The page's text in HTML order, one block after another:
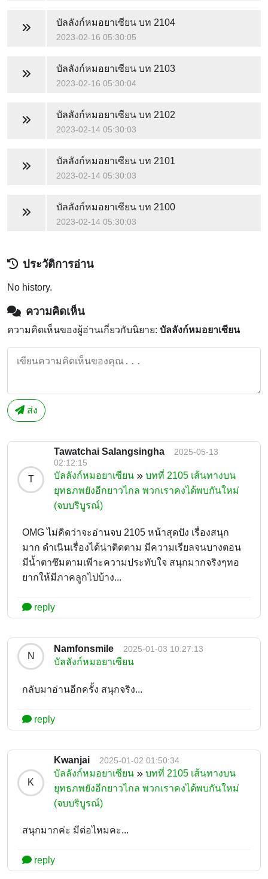
บัลลังก์หมอยาเซียนบท 2104
2023-02-16 05:30:05
บัลลังก์หมอยาเซียนบท 2103
2023-02-16 05:30:04
บัลลังก์หมอยาเซียนบท 2102
2023-02-14 05:30:03
บัลลังก์หมอยาเซียนบท 2101
2023-02-14 05:30:03
บัลลังก์หมอยาเซียนบท 2100
2023-02-14 05:30:03
ประวัติการอ่าน
No history.
ความคิดเห็น
ความคิดเห็นของผู้อ่านเกี่ยวกับนิยาย: บัลลังก์หมอยาเซียน
ส่ง
T
Tawatchai Salangsingha
2025-05-13
02:12:15
บัลลังก์หมอยาเซียน
บทที่ 2105 เส้นทางบน
ยุทธภพยังอีกยาวไกล พวกเราคงได้พบกันใหม่
(จบบริบูรณ์)
OMG ไม่คิดว่าจะอ่านจบ 2105 หน้าสุดปัง เรื่องสนุก
มาก ดำเนินเรื่องได้น่าติดตาม มีความเรียลจนบางตอน
มีน้ำตาซึมตามเพีาะความประทับใจ สนุกมากจริงๆทอ
ยากให้มีภาคลูกไปบ้าง...
reply
N
Namfonsmile 2025-01-03 10:27:13
บัลลังก์หมอยาเซียน
กลับมาอ่านอีกครั้ง สนุกจริง...
reply
K
Kwanjai 2025-01-02 01:50:34
บัลลังก์หมอยาเซียน
บทที่ 2105 เส้นทางบน
ยุทธภพยังอีกยาวไกล พวกเราคงได้พบกันใหม่
(จบบริบูรณ์)
สนุกมากค่ะ มีต่อไหมคะ...
reply